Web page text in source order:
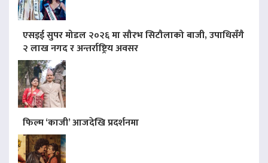
एसइई सुपर मोडल २०२६ मा सौरभ सिटौलाको बाजी, उपाधिसँगै
२ लाख नगद र अन्तर्राष्ट्रिय अवसर
फिल्म ‘काजी’ आजदेखि प्रदर्शनमा